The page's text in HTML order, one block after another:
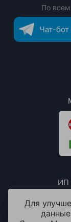
По
Чат-
ИП
ОГРН
Для